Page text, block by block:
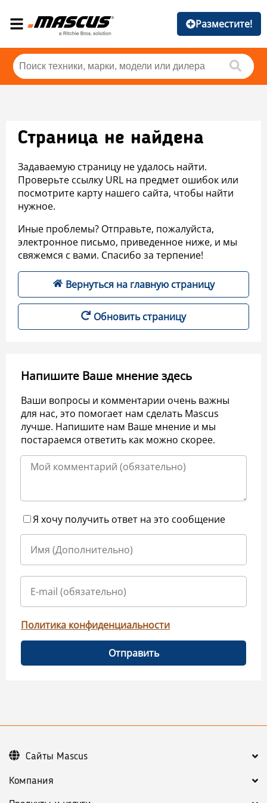
Разместите!
Страница не найдена
Задаваемую страницу не удалось найти.
Проверьте ссылку URL на предмет ошибок или
посмотрите карту нашего сайта, чтобы найти
нужное.
Иные проблемы? Отправьте, пожалуйста,
электронное письмо, приведенное ниже, и мы
свяжемся с вами. Спасибо за терпение!
Вернуться на главную страницу
Обновить страницу
Напишите Ваше мнение здесь
Ваши вопросы и комментарии очень важны
для нас, это помогает нам сделать Mascus
лучше. Напишите нам Ваше мнение и мы
постараемся ответить как можно скорее.
Я хочу получить ответ на это сообщение
Политика конфиденциальности
Отправить
Компания
Сайты Mascus